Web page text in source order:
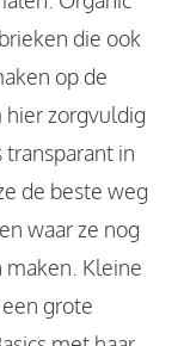
die ook
op de
hier zorgvuldig
transparant in
de beste weg
waar ze nog
maken. Kleine
grote